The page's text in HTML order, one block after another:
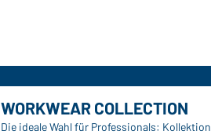
WORKWEAR COLLECTION
Die ideale Wahl für Professionals: